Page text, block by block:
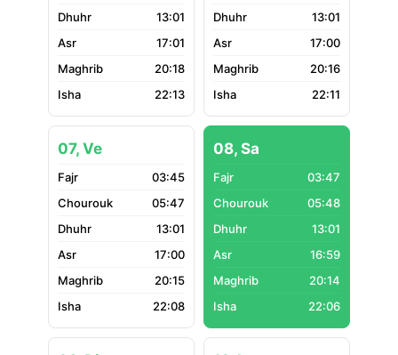
13:01
17:01
20:18
22:13
13:01
17:00
20:16
22:11
07, Ve
03:45
05:47
13:01
17:00
20:15
22:08
08, Sa
03:47
05:48
13:01
16:59
20:14
22:06